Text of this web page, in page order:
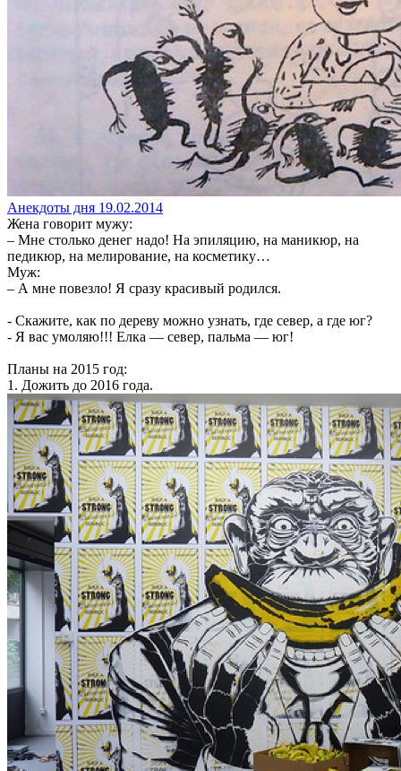
Анекдоты дня 19.02.2014
Жена говорит мужу:
– Мне столько денег надо! На эпиляцию, на маникюр, на
педикюр, на мелирование, на косметику…
Муж:
– А мне повезло! Я сразу красивый родился.
- Скажите, как по дереву можно узнать, где север, а где юг?
- Я вас умоляю!!! Елка — север, пальма — юг!
Планы на 2015 год:
1. Дожить до 2016 года.